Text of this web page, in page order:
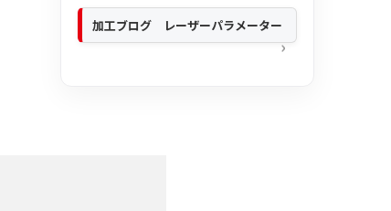
加工ブログ レーザーパラメーター